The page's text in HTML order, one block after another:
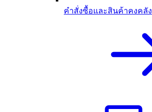
คำสั่งซื้อและสินค้าคงคลัง